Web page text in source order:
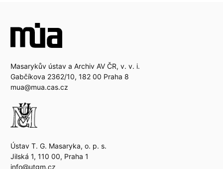
Masarykův ústav a Archiv AV ČR, v. v. i.
Gabčíkova 2362/10, 182 00 Praha 8
mua@mua.cas.cz
Ústav T. G. Masaryka, o. p. s.
Jilská 1, 110 00, Praha 1
info@utgm.cz